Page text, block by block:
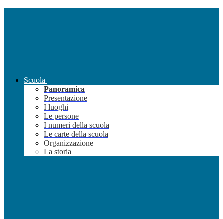
Scuola
Panoramica
Presentazione
I luoghi
Le persone
I numeri della scuola
Le carte della scuola
Organizzazione
La storia